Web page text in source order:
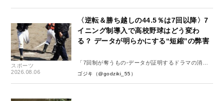
スポーツ
2026.08.06
〈逆転＆勝ち越しの44.5％は7回以降〉7
イニング制導入で高校野球はどう変わ
る？ データが明らかにする“短縮”の弊害
「7回制が奪うもの-データが証明するドラマの消
失-」
ゴジキ（@godziki_55）